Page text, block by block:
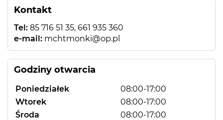
Kontakt
Tel: 85 716 51 35, 661 935 360
e-mail: mchtmonki@op.pl
Godziny otwarcia
Poniedziałek
08:00-17:00
Wtorek
08:00-17:00
Środa
08:00-17:00